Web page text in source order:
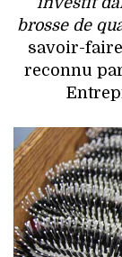
brosse de
savoir-faire
reconnu